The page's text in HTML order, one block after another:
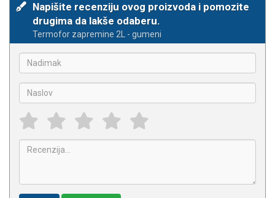
Napišite recenziju ovog proizvoda i pomozite
drugima da lakše odaberu.
Termofor zapremine 2L - gumeni